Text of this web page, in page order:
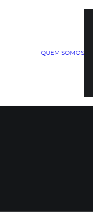
QUEM SOMOS